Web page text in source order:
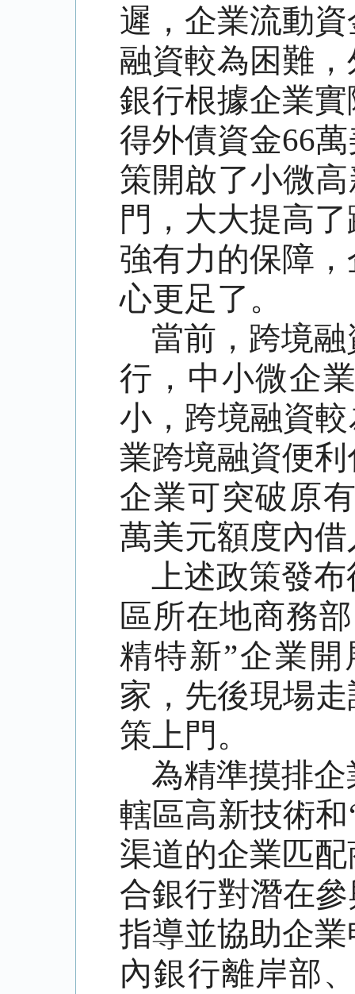
遲，企業流動
融資較為困難
銀行根據企業
得外債資金66
策開啟了小微
門，大大提高
強有力的保障
心更足了。
當前，跨境
行，中小微企
小，跨境融資
業跨境融資便
企業可突破原
萬美元額度內
上述政策發
區所在地商務
精特新”企業
家，先後現場
策上門。
為精準摸排
轄區高新技術
渠道的企業匹
合銀行對潛在
指導並協助企
內銀行離岸部